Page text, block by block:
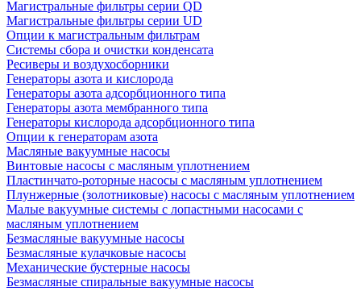
Магистральные фильтры серии QD
Магистральные фильтры серии UD
Опции к магистральным фильтрам
Системы сбора и очистки конденсата
Ресиверы и воздухосборники
Генераторы азота и кислорода
Генераторы азота адсорбционного типа
Генераторы азота мембранного типа
Генераторы кислорода адсорбционного типа
Опции к генераторам азота
Масляные вакуумные насосы
Винтовые насосы с масляным уплотнением
Пластинчато-роторные насосы с масляным уплотнением
Плунжерные (золотниковые) насосы с масляным уплотнением
Малые вакуумные системы с лопастными насосами с
масляным уплотнением
Безмасляные вакуумные насосы
Безмасляные кулачковые насосы
Механические бустерные насосы
Безмасляные спиральные вакуумные насосы